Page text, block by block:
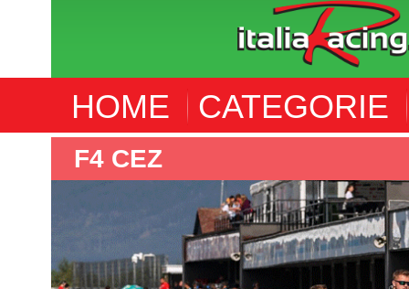
HOME CATEGORIE
F4 CEZ